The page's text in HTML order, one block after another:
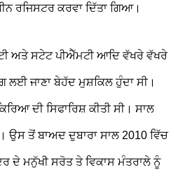
ਰਜਿਸਟਰ ਕਰਵਾ ਦਿੱਤਾ ਗਿਆ।
ਅਤੇ ਸਟੇਟ ਪੀਐੱਮਟੀ ਆਦਿ ਵੱਖਰੇ ਵੱਖਰੇ
ਜਾਣਾ ਬੇਹੱਦ ਮੁਸ਼ਕਿਲ ਹੁੰਦਾ ਸੀ।
ਦੀ ਸਿਫਾਰਿਸ਼ ਕੀਤੀ ਸੀ। ਸਾਲ
ਉਸ ਤੋਂ ਬਾਅਦ ਦੁਬਾਰਾ ਸਾਲ 2010 ਵਿੱਚ
ਦੇ ਮਨੁੱਖੀ ਸਰੋਤ ਤੇ ਵਿਕਾਸ ਮੰਤਰਾਲੇ ਨੂੰ